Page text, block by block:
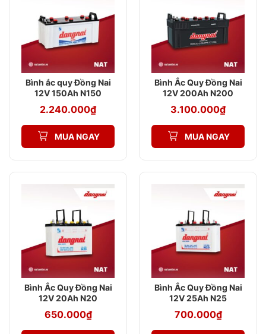
Bình ắc quy Đồng Nai
12V 150Ah N150
2.240.000₫
MUA NGAY
Bình Ắc Quy Đồng Nai
12V 200Ah N200
3.100.000₫
MUA NGAY
Bình Ắc Quy Đồng Nai
12V 20Ah N20
650.000₫
Bình Ắc Quy Đồng Nai
12V 25Ah N25
700.000₫